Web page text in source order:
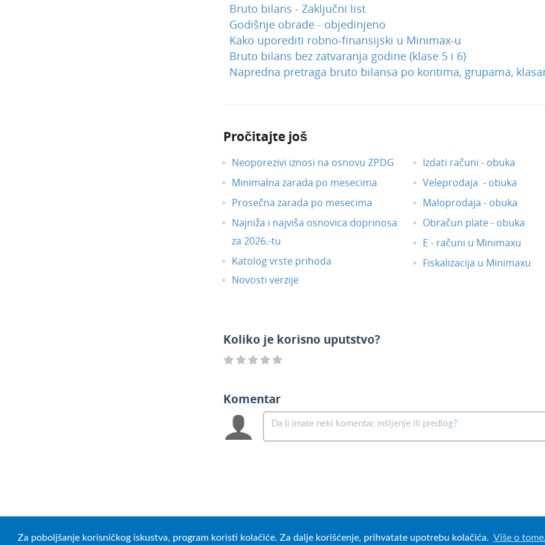
Za poboljšanje korisničkog iskustva, program koristi kolačiće. Za dalje korišćenje, prihvatate upotrebu kolačića. Više o
Bruto bilans - Zaključni list
Godišnje obrade - objedinjeno
Kako uporediti robno-finansijski u Minimax-u
Bruto bilans bez zatvaranja godine (klase 5 i 6)
Napredna pretraga bruto bilansa po kontima, grupama,
Pročitajte još
Neoporezivi iznosi na osnovu ZPDG
Minimalna zarada po mesecima
Prosečna zarada po mesecima
Najniža i najviša osnovica doprinosa
za 2026.-tu
Katolog vrste prihoda
Novosti verzije
Izdati računi - obuka
Veleprodaja - obuka
Maloprodaja - obuka
Obračun plate - obuka
E - računi u Minimaxu
Fiskalizacija u Minimaxu
Koliko je korisno uputstvo?
Komentar